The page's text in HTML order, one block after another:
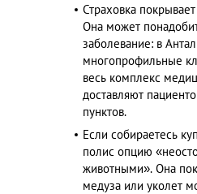
Страховка
Она может
заболевание: в
многопрофильные
весь комплекс
доставляют
пунктов.
Если собираетесь
полис опцию
животными». Она
медуза или уколет